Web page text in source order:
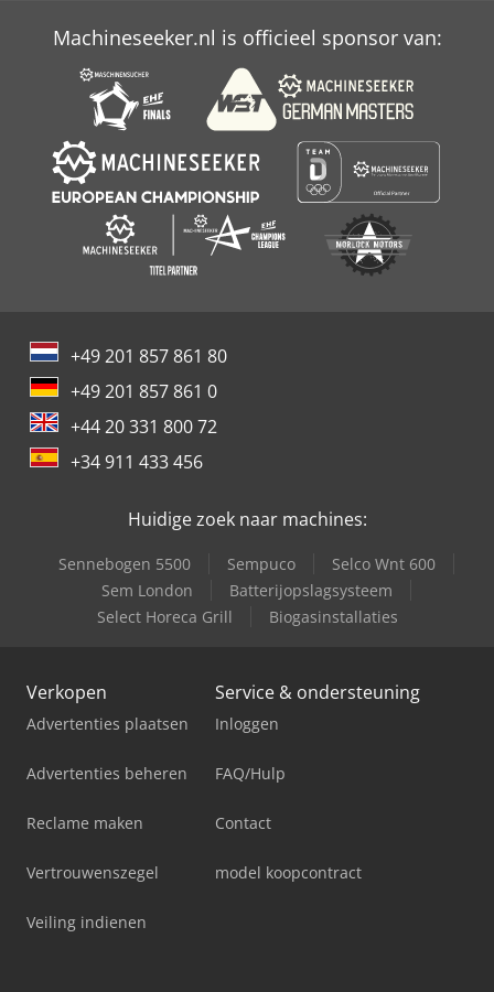
Machineseeker.nl is officieel sponsor van:
+49 201 857 861 80
+49 201 857 861 0
+44 20 331 800 72
+34 911 433 456
Huidige zoek naar machines:
Sennebogen 5500 Sempuco
Selco Wnt 600
Sem London
Batterijopslagsysteem
Select Horeca Grill
Biogasinstallaties
Verkopen
Advertenties plaatsen
Advertenties beheren
Reclame maken
Vertrouwenszegel
Veiling indienen
Service & ondersteuning
Inloggen
FAQ/Hulp
Contact
model koopcontract